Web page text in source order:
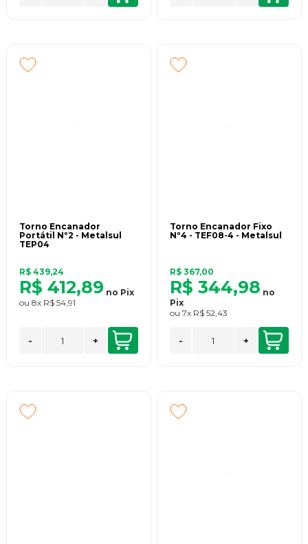
Torno Encanador
Portátil Nº2 - Metalsul
TEP04
R$ 439,24
R$ 412,89 no Pix
ou 8x R$ 54,91
- +
Torno Encanador Fixo
Nº4 - TEF08-4 - Metalsul
R$ 367,00
R$ 344,98 no
Pix
ou 7x R$ 52,43
- +